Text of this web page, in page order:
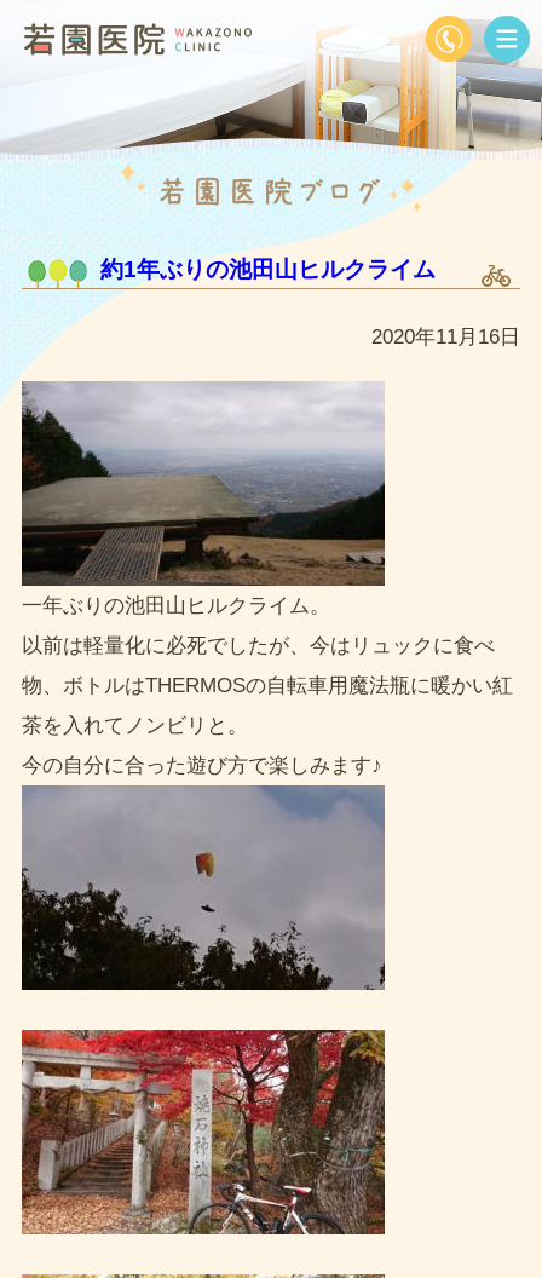
約1年ぶりの池田山ヒルクライム
2020年11月16日
一年ぶりの池田山ヒルクライム。
以前は軽量化に必死でしたが、今はリュックに食べ
物、ボトルはTHERMOSの自転車用魔法瓶に暖かい紅
茶を入れてノンビリと。
今の自分に合った遊び方で楽しみます♪